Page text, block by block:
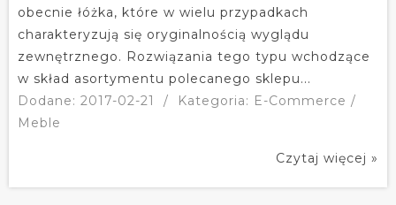
obecnie łóżka, które w wielu przypadkach
charakteryzują się oryginalnością wyglądu
zewnętrznego. Rozwiązania tego typu wchodzące
w skład asortymentu polecanego sklepu...
Dodane: 2017-02-21
/
Kategoria: E-Commerce /
Meble
Czytaj więcej »